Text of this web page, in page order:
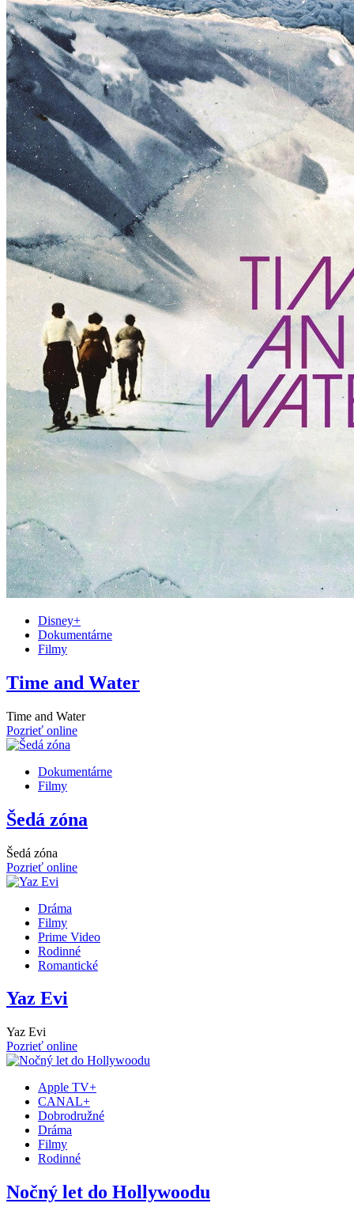
Disney+
Dokumentárne
Filmy
Time and Water
Time and Water
Pozrieť online
Dokumentárne
Filmy
Šedá zóna
Šedá zóna
Pozrieť online
Dráma
Filmy
Prime Video
Rodinné
Romantické
Yaz Evi
Yaz Evi
Pozrieť online
Apple TV+
CANAL+
Dobrodružné
Dráma
Filmy
Rodinné
Nočný let do Hollywoodu